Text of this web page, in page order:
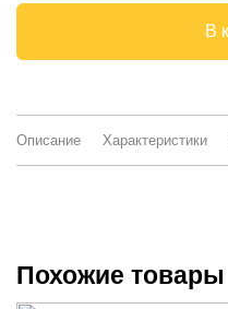
В
Описание Характеристики
Похожие товары